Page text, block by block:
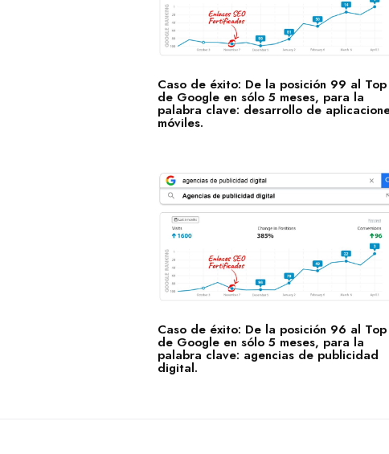
Caso de éxito: De la posición 99 al
de Google en sólo 5 meses, para la
palabra clave: desarrollo de
móviles.
Caso de éxito: De la posición 96 al
de Google en sólo 5 meses, para la
palabra clave: agencias de publicidad
digital.